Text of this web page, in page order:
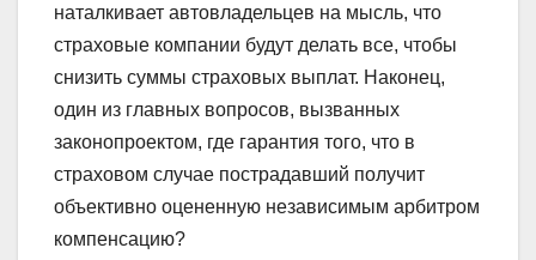
наталкивает автовладельцев на мысль, что
страховые компании будут делать все, чтобы
снизить суммы страховых выплат. Наконец,
один из главных вопросов, вызванных
законопроектом, где гарантия того, что в
страховом случае пострадавший получит
объективно оцененную независимым арбитром
компенсацию?